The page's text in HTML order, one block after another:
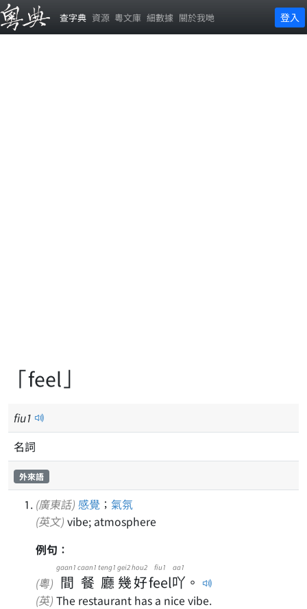
查字典 資源 粵文庫 細數據 關於我哋 登入
「feel」
fiu1
名詞
外來語
(廣東話) 感覺 ； 氣氛
(英文) vibe; atmosphere
例句：
(粵) 間
gaan1
餐
caan1
廳
teng1
幾
gei2
好
hou2
feel
fiu1
吖
aa1
。
(英) The restaurant has a nice vibe.